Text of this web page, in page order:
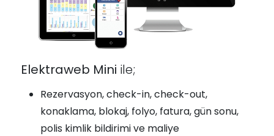
Elektraweb Mini ile;
Rezervasyon, check-in, check-out,
konaklama, blokaj, folyo, fatura, gün sonu,
polis kimlik bildirimi ve maliye